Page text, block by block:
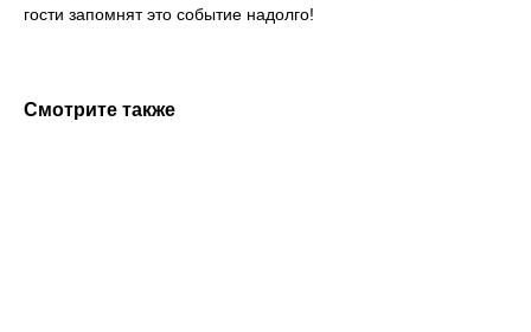
гости запомнят это событие надолго!
Смотрите также